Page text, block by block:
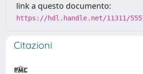
link a questo documento:
https://hdl.handle.net/11311/
Citazioni